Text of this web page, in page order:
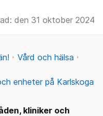
den 31 oktober 2024
Vård och hälsa
enheter på Karlskoga
kliniker och